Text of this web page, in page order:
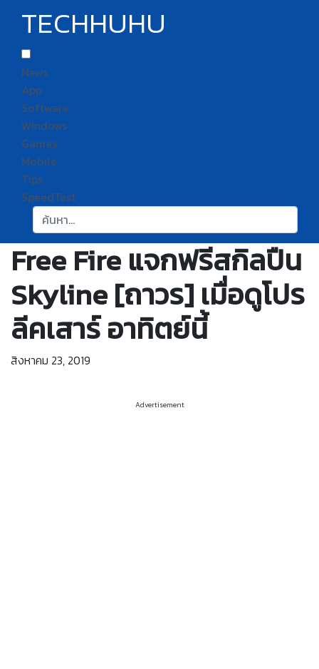
TECHHUHU
News
App
Software
Windows
Games
Mobile
Tips
SpeedTest
ค้นหา:
Free Fire แจกฟรีสกิลปืน
Skyline [ถาวร] เมื่อดูโปร
ลีคเสาร์ อาทิตย์นี้
สิงหาคม 23, 2019
Advertisement